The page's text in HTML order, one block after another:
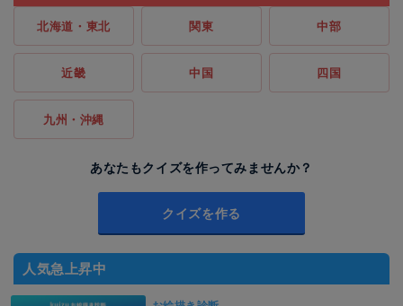
北海道・東北 関東 中部
近畿 中国 四国
九州・沖縄
あなたもクイズを作ってみませんか？
クイズを作る
人気急上昇中